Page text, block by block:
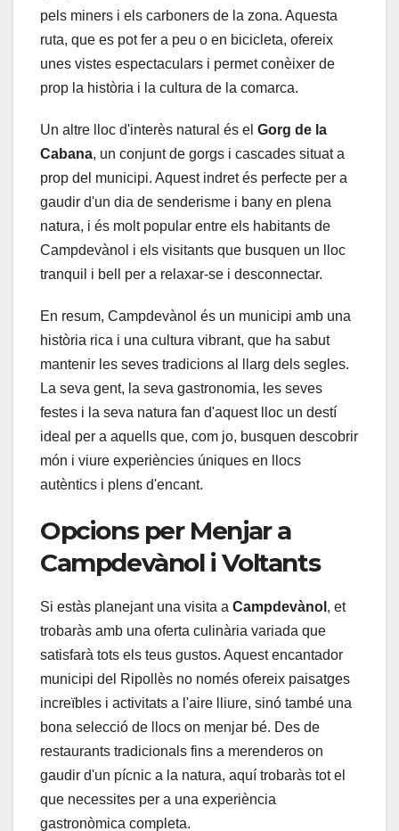
pels miners i els carboners de la zona. Aquesta
ruta, que es pot fer a peu o en bicicleta, ofereix
unes vistes espectaculars i permet conèixer de
prop la història i la cultura de la comarca.
Un altre lloc d'interès natural és el Gorg de la
Cabana, un conjunt de gorgs i cascades situat a
prop del municipi. Aquest indret és perfecte per a
gaudir d'un dia de senderisme i bany en plena
natura, i és molt popular entre els habitants de
Campdevànol i els visitants que busquen un lloc
tranquil i bell per a relaxar-se i desconnectar.
En resum, Campdevànol és un municipi amb una
història rica i una cultura vibrant, que ha sabut
mantenir les seves tradicions al llarg dels segles.
La seva gent, la seva gastronomia, les seves
festes i la seva natura fan d'aquest lloc un destí
ideal per a aquells que, com jo, busquen descobrir
món i viure experiències úniques en llocs
autèntics i plens d'encant.
Opcions per Menjar a
Campdevànol i Voltants
Si estàs planejant una visita a Campdevànol , et
trobaràs amb una oferta culinària variada que
satisfarà tots els teus gustos. Aquest encantador
municipi del Ripollès no només ofereix paisatges
increïbles i activitats a l'aire lliure, sinó també una
bona selecció de llocs on menjar bé. Des de
restaurants tradicionals fins a merenderos on
gaudir d'un pícnic a la natura, aquí trobaràs tot el
que necessites per a una experiència
gastronòmica completa.